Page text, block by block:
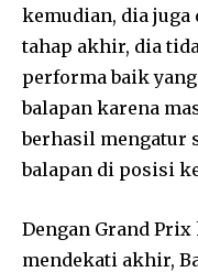
kemudian, dia
tahap akhir, dia
performa baik
balapan karena
berhasil mengatur
balapan di posisi
Dengan Grand
mendekati akhir,